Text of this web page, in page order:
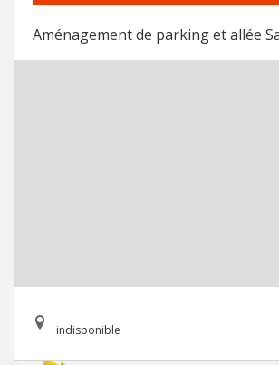
Aménagement de parking et allée
indisponible